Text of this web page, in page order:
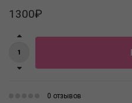
1300₽
0 отзывов